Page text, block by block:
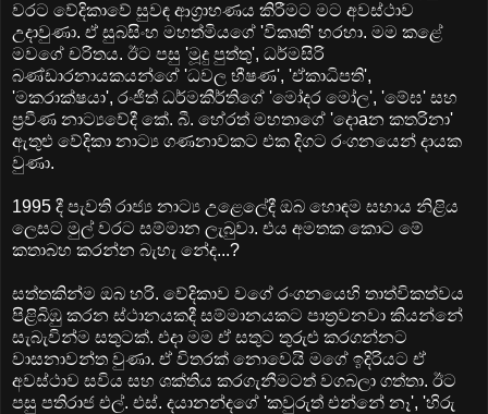
වරට වේදිකාවේ සුවඳ ආග්‍රාහණය කිරීමට මට අවස්‌ථාව
උදාවුණා. ඒ සුබසිංහ මහත්මියගේ 'විකෘති' හරහා. මම කළේ
මවගේ චරිතය. ඊට පසු 'මූදු පුත්තු', ධර්මසිරි
බණ්‌ඩාරනායකයන්ගේ 'ධවල භීෂණ', 'ඒකාධිපති',
'මකරාක්‌ෂයා', රංජිත් ධර්මකීර්තිගේ 'මෝදර මෝල', 'මේඝ' සහ
ප්‍රවීණ නාට්‍යවේදී කේ. බී. හේරත් මහතාගේ 'දොaන කතරිනා'
ඇතුළු වේදිකා නාට්‍ය ගණනාවකට එක දිගට රංගනයෙන් දායක
වුණා.
1995 දී පැවති රාජ්‍ය නාට්‍ය උළෙලේදී ඔබ හොඳම සහාය නිළිය
ලෙසට මුල් වරට සම්මාන ලැබුවා. එය අමතක කොට මේ
කතාබහ කරන්න බැහැ නේද...?
සත්තකින්ම ඔබ හරි. වේදිකාව වගේ රංගනයෙහි තාත්විකත්වය
පිළිබිඹු කරන ස්‌ථානයකදී සම්මානයකට පාත්‍රවනවා කියන්නේ
සැබැවින්ම සතුටක්‌. එදා මම ඒ සතුට තුරුළු කරගන්නට
වාසනාවන්ත වුණා. ඒ විතරක්‌ නොවෙයි මගේ ඉදිරියට ඒ
අවස්‌ථාව සවිය සහ ශක්‌තිය කරගැනීමටත් වගබලා ගත්තා. ඊට
පසු පතිරාජ එල්. එස්‌. දයානන්දගේ 'කවුරුත් එන්නේ නෑ', 'හිරු